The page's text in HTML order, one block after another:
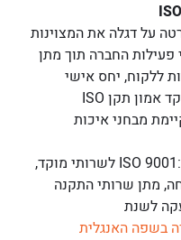
על דגלה את המצוינות
פעילות החברה תוך מתן
ללקוח, יחס אישי
ומקצועי. לקבוצת מוקד אמון תקן ISO
מקיימת מבחני איכות
תעודת תו תקן ISO 9001:2015 לשרותי מוקד,
מתן שרותי התקנה
לשנת
בשפה האנגלית